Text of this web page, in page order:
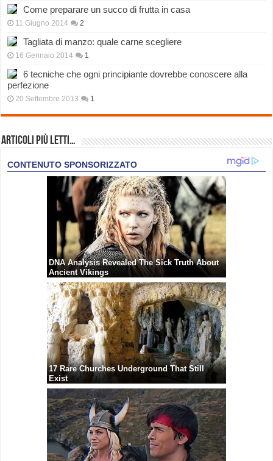
Come preparare un succo di frutta in casa
11 Giugno 2014 2
Tagliata di manzo: quale carne scegliere
16 Gennaio 2014 1
6 tecniche che ogni principiante dovrebbe conoscere alla
perfezione
20 Settembre 2013 1
Articoli più Letti…